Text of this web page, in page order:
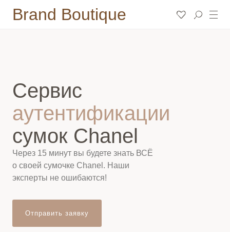
Brand Boutique
Сервис
аутентификации
сумок Chanel
Через 15 минут вы будете знать ВСЁ
о своей сумочке Chanel. Наши
эксперты не ошибаются!
Отправить заявку